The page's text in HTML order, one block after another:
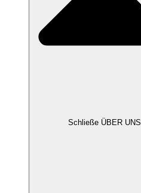
Schließe ÜBER UNS